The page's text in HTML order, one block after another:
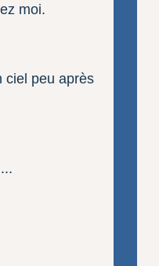
moi.
ciel peu après